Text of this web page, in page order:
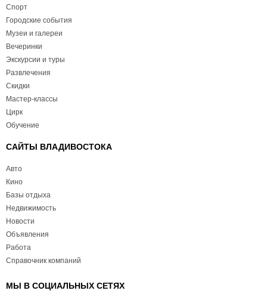
Спорт
Городские события
Музеи и галереи
Вечеринки
Экскурсии и туры
Развлечения
Скидки
Мастер-классы
Цирк
Обучение
САЙТЫ ВЛАДИВОСТОКА
Авто
Кино
Базы отдыха
Недвижимость
Новости
Объявления
Работа
Справочник компаний
МЫ В СОЦИАЛЬНЫХ СЕТЯХ